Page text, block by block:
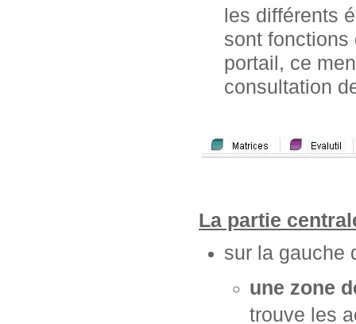
les différents
sont fonctions
portail, ce
consultation
La partie
sur la gauche
une zone
trouve les